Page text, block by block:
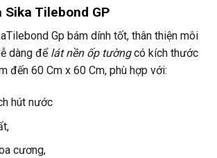
Sika Tilebond GP
Gp bám dính tốt, thân thiện môi
dàng để lát nền ốp tườngcó kích thước
đến 60 Cm x 60 Cm, phù hợp với:
hút nước
cương,